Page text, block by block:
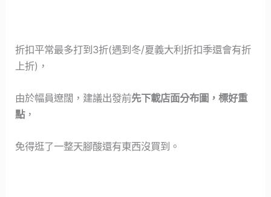
折扣平常最多打到3折(遇到冬/夏義大利折扣季還會有折
上折)，
由於幅員遼闊，建議出發前先下載店面分布圖，標好重
點，
免得逛了一整天腳酸還有東西沒買到。